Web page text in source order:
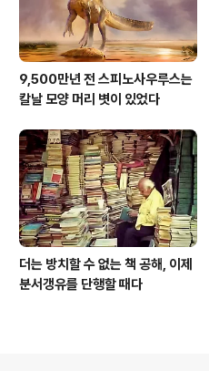
9,500만년 전 스피노사우루스는
칼날 모양 머리 볏이 있었다
더는 방치할 수 없는 책 공해, 이제
분서갱유를 단행할 때다